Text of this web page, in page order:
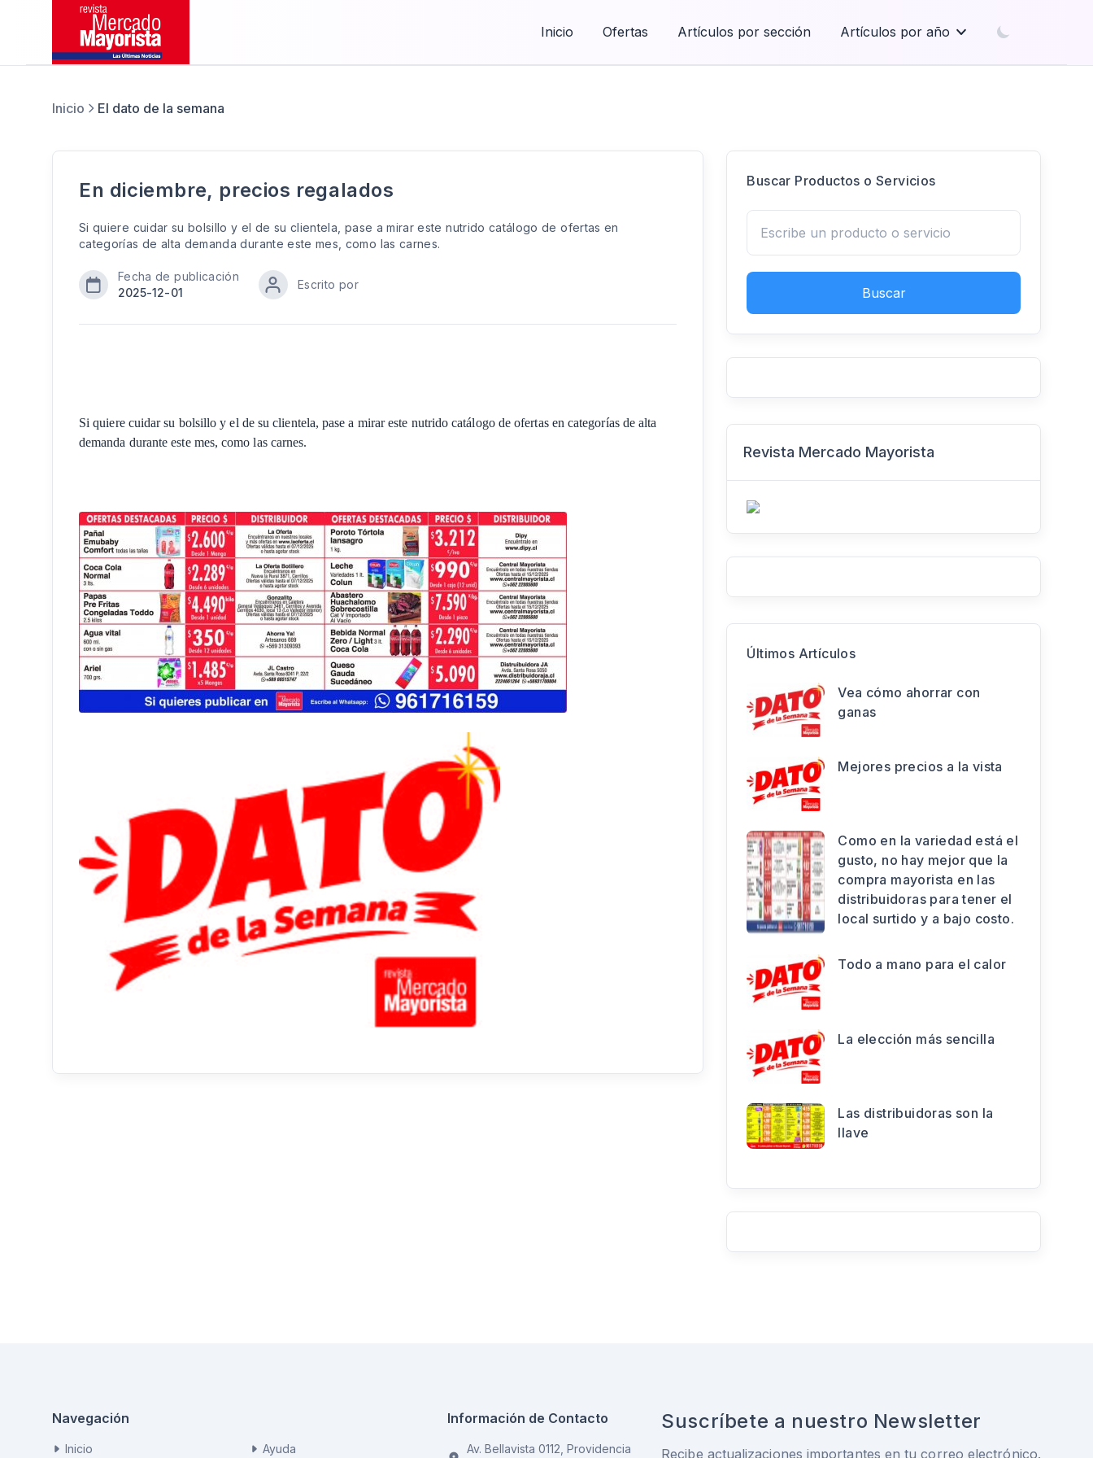
Inicio Ofertas Artículos por sección Artículos por año
Inicio El dato de la semana
En diciembre, precios regalados
Si quiere cuidar su bolsillo y el de su clientela, pase a mirar este nutrido catálogo de ofertas en
categorías de alta demanda durante este mes, como las carnes.
Fecha de publicación
2025-12-01
Escrito por
Si quiere cuidar su bolsillo y el de su clientela, pase a mirar este nutrido catálogo de ofertas en categorías de alta
demanda durante este mes, como las carnes.
Buscar Productos o Servicios
Buscar
Revista Mercado Mayorista
Últimos Artículos
Vea cómo ahorrar con
ganas
Mejores precios a la vista
Como en la variedad está el
gusto, no hay mejor que la
compra mayorista en las
distribuidoras para tener el
local surtido y a bajo costo.
Todo a mano para el calor
La elección más sencilla
Las distribuidoras son la
llave
Navegación
Inicio Ayuda
Información de Contacto
Av. Bellavista 0112, Providencia
Suscríbete a nuestro Newsletter
Recibe actualizaciones importantes en tu correo electrónico.